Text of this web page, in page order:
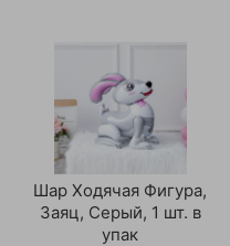
Шар Ходячая Фигура,
Заяц, Серый, 1 шт. в
упак